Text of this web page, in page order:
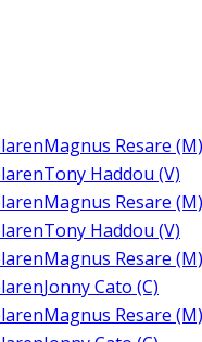
Magnus Resare (M)
Tony Haddou (V)
Magnus Resare (M)
Tony Haddou (V)
Magnus Resare (M)
Jonny Cato (C)
Magnus Resare (M)